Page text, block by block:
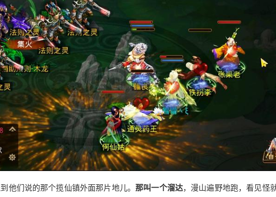
他们说的那个揽仙镇外面那片地儿。那叫一个溜达，漫山遍野地跑，看见怪